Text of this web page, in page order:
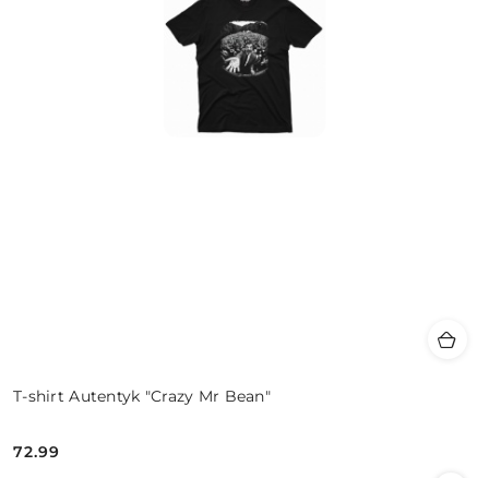
T-shirt Autentyk "Crazy Mr Bean"
Cena:
72.99